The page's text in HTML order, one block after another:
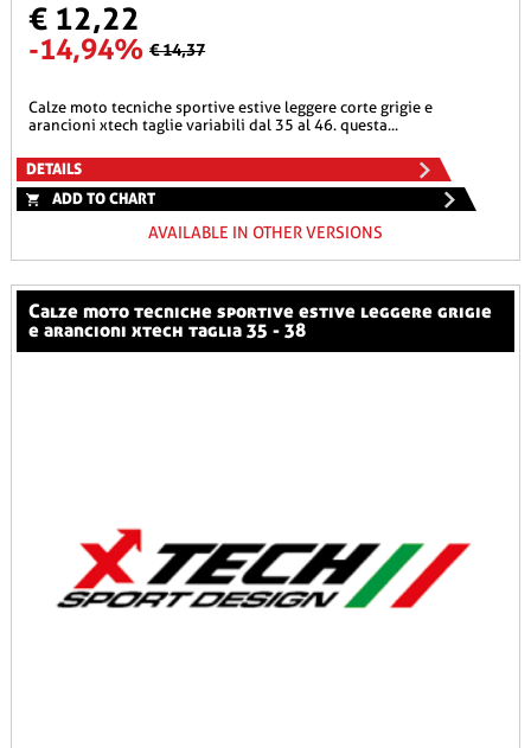
€ 12,22
-14,94% € 14,37
calze moto tecniche sportive estive leggere corte grigie e
arancioni xtech taglie variabili dal 35 al 46. questa...
DETAILS
ADD TO CHART
AVAILABLE IN OTHER VERSIONS
calze moto tecniche sportive estive leggere grigie
e arancioni xtech taglia 35 - 38